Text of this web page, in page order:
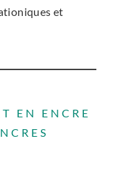
et
EN ENCRE